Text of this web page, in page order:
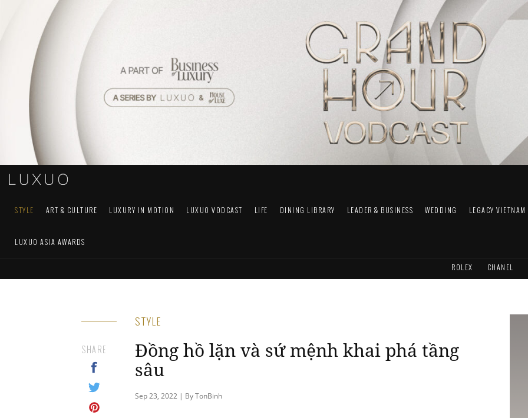
STYLE ART & CULTURE LUXURY IN MOTION LUXUO VODCAST LIFE DINING LIBRARY LEADER & BUSINESS WEDDING LEGACY VIETNAM
LUXUO ASIA AWARDS
ROLEX CHANEL
STYLE
Đồng hồ lặn và sứ mệnh khai phá tầng
sâu
Sep 23, 2022 | By TonBinh
SHARE